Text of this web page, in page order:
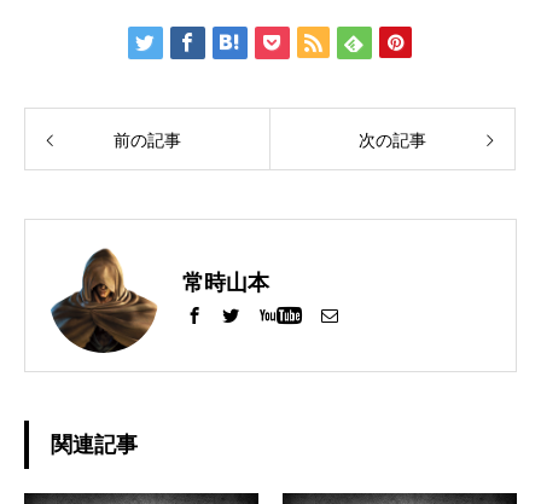
前の記事 次の記事
常時山本
関連記事